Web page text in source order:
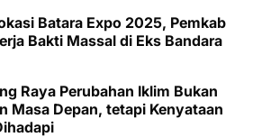
Batara Expo 2025, Pemkab
Bakti Massal di Eks Bandara
Raya Perubahan Iklim Bukan
Masa Depan, tetapi Kenyataan